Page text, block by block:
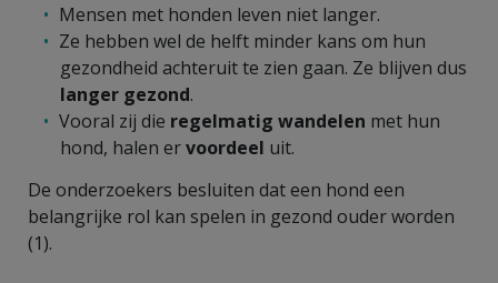
Mensen met honden leven niet langer.
Ze hebben wel de helft minder kans om hun
gezondheid achteruit te zien gaan. Ze blijven dus
langer gezond.
Vooral zij die regelmatig wandelen met hun
hond, halen ervoordeel uit.
De onderzoekers besluiten dat een hond een
belangrijke rol kan spelen in gezond ouder worden
(1).